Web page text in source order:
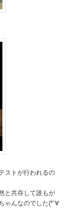
ストが行われるの
と共存して誰もが
ゃんなのでした(*´∀